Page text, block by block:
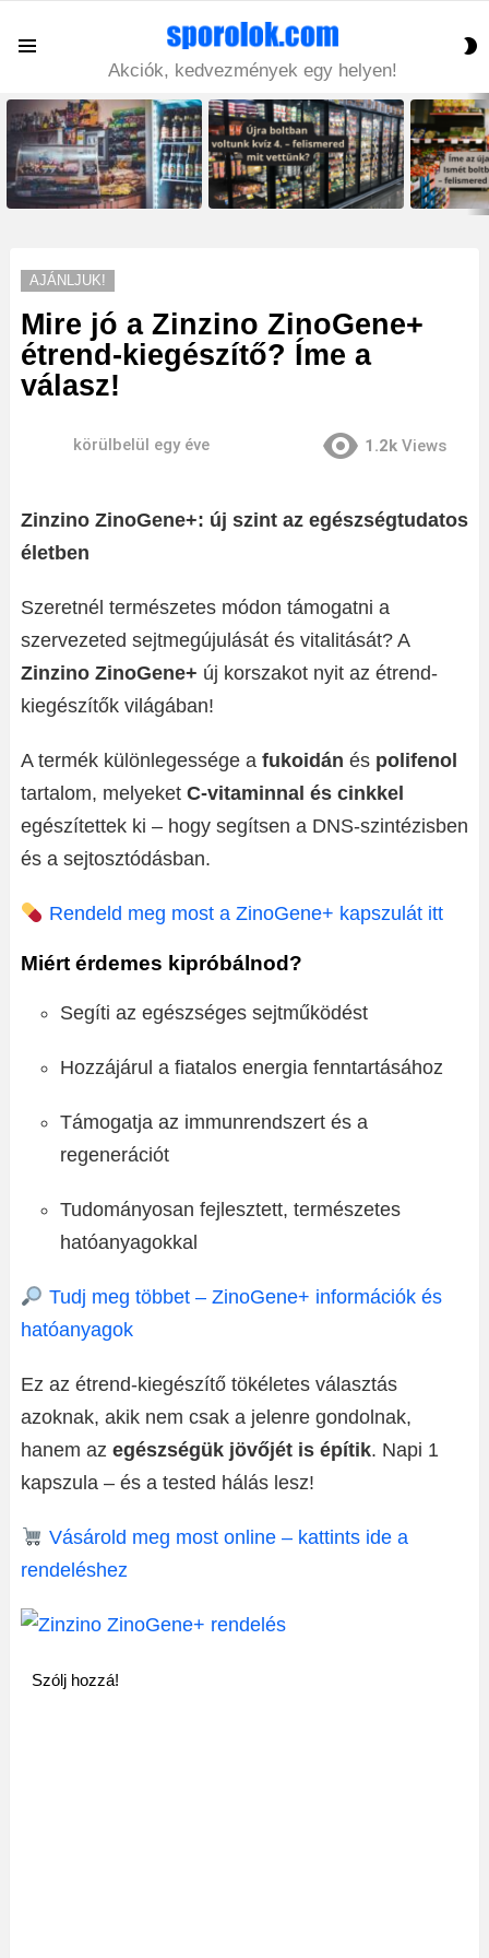
Akciók, kedvezmények egy helyen!
LATEST
STORIES
AJÁNLJUK!
Mire jó a Zinzino ZinoGene+
étrend-kiegészítő? Íme a
válasz!
körülbelül egy éve 1.2k Views
Zinzino ZinoGene+: új szint az egészségtudatos
életben
Szeretnél természetes módon támogatni a
szervezeted sejtmegújulását és vitalitását? A
Zinzino ZinoGene+ új korszakot nyit az étrend-
kiegészítők világában!
A termék különlegessége a fukoidán és polifenol
tartalom, melyeket C-vitaminnal és cinkkel
egészítettek ki – hogy segítsen a DNS-szintézisben
és a sejtosztódásban.
Rendeld meg most a ZinoGene+ kapszulát itt
Miért érdemes kipróbálnod?
Segíti az egészséges sejtműködést
Hozzájárul a fiatalos energia fenntartásához
Támogatja az immunrendszert és a
regenerációt
Tudományosan fejlesztett, természetes
hatóanyagokkal
Tudj meg többet – ZinoGene+ információk és
hatóanyagok
Ez az étrend-kiegészítő tökéletes választás
azoknak, akik nem csak a jelenre gondolnak,
hanem az egészségük jövőjét is építik. Napi 1
kapszula – és a tested hálás lesz!
Vásárold meg most online – kattints ide a
rendeléshez
Szólj hozzá!